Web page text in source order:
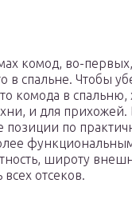
комод, во-первых,
в спальне. Чтобы
комода в спальню,
и для прихожей.
позиции по
широту
всех отсеков.